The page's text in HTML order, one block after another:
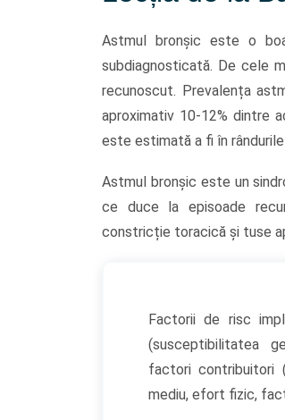
Astmul bronșic este o
subdiagnosticată. De cele
recunoscut. Prevalența
aproximativ 10-12% dintre
este estimată a fi în
Astmul bronșic este un
ce duce la episoade
constricție toracică și tuse
Factorii de risc
(susceptibilitatea
factori contribuitori
mediu, efort fizic,